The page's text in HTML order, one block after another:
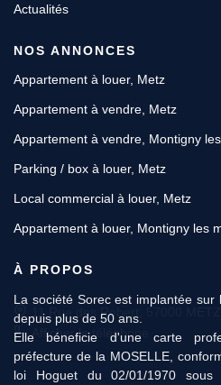
Actualités
NOS ANNONCES
Appartement à louer, Metz
Appartement à vendre, Metz
Appartement à vendre, Montigny
Parking / box à louer, Metz
Local commercial à louer, Metz
Appartement à louer, Montigny les
À PROPOS
La société Sorec est implantée
depuis plus de 50 ans.
Elle béneficie d'une carte
préfecture de la MOSELLE,
loi Hoguet du 02/01/1970
11 Rue des Robert, 57000 METZ
Afficher le téléphone